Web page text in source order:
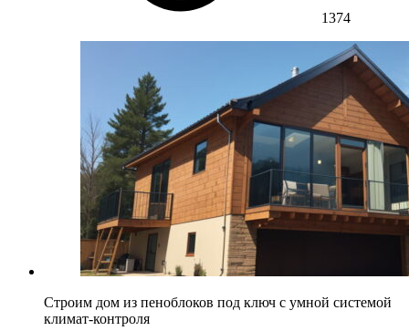
1374
Строим дом из пеноблоков под ключ с умной системой
климат-контроля